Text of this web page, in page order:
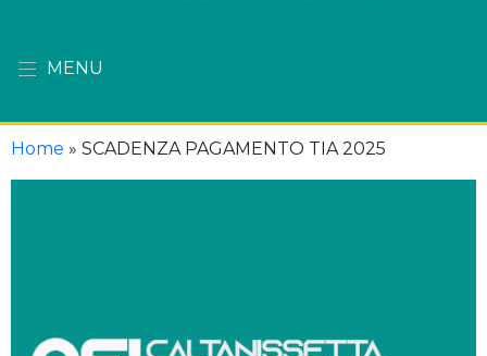
MENU
Home » SCADENZA PAGAMENTO TIA 2025